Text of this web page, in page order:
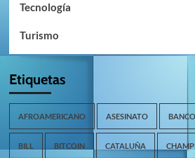
Tecnología
Turismo
Etiquetas
AFROAMERICANO ASESINATO BANCO
BILL BITCOIN CATALUÑA